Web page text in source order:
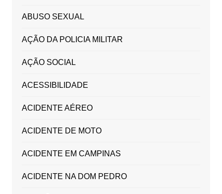
ABUSO SEXUAL
AÇÃO DA POLICIA MILITAR
AÇÃO SOCIAL
ACESSIBILIDADE
ACIDENTE AÉREO
ACIDENTE DE MOTO
ACIDENTE EM CAMPINAS
ACIDENTE NA DOM PEDRO